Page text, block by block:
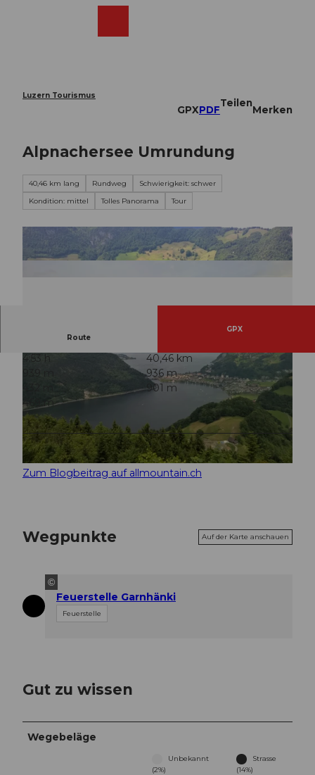
Luzern Tourismus
GPXPDF
Teilen
Merken
Alpnachersee Umrundung
40,46 km lang Rundweg
Schwierigkeit: schwer
Kondition: mittel
Tolles Panorama Tour
© Marc Schürmann, allmountain
© Marc Schürmann, allmountain
Route
GPX
4:53 h
40,46 km
936 m
901 m
469 m
Zum Blogbeitrag auf allmountain.ch
Wegpunkte Auf der Karte anschauen
©
Feuerstelle Garnhänki
Feuerstelle
Gut zu wissen
Wegebeläge
Unbekannt
(2%)
Strasse
(14%)